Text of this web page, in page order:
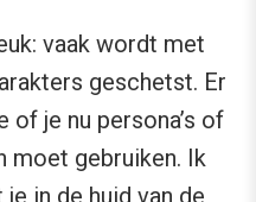
vaak wordt met
geschetst. Er
of je nu persona’s of
moet gebruiken. Ik